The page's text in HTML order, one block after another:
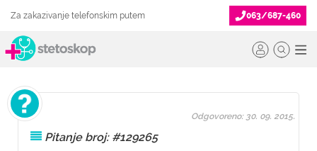
Za zakazivanje telefonskim putem 063/687-460
Pitanje broj: #129265
Odgovoreno: 30. 09. 2015.